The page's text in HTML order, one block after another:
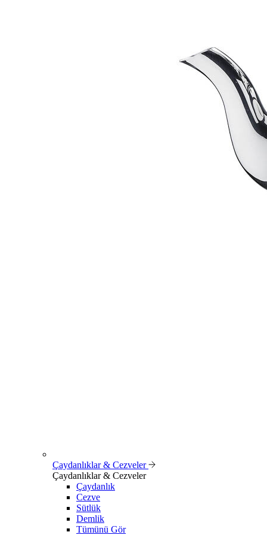
Çaydanlıklar & Cezveler
Çaydanlıklar & Cezveler
Çaydanlık
Cezve
Sütlük
Demlik
Tümünü Gör